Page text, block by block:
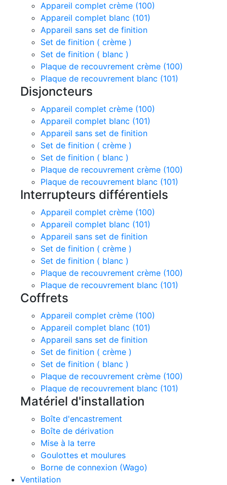
Appareil complet crème (100)
Appareil complet blanc (101)
Appareil sans set de finition
Set de finition ( crème )
Set de finition ( blanc )
Plaque de recouvrement crème (100)
Plaque de recouvrement blanc (101)
Disjoncteurs
Appareil complet crème (100)
Appareil complet blanc (101)
Appareil sans set de finition
Set de finition ( crème )
Set de finition ( blanc )
Plaque de recouvrement crème (100)
Plaque de recouvrement blanc (101)
Interrupteurs différentiels
Appareil complet crème (100)
Appareil complet blanc (101)
Appareil sans set de finition
Set de finition ( crème )
Set de finition ( blanc )
Plaque de recouvrement crème (100)
Plaque de recouvrement blanc (101)
Coffrets
Appareil complet crème (100)
Appareil complet blanc (101)
Appareil sans set de finition
Set de finition ( crème )
Set de finition ( blanc )
Plaque de recouvrement crème (100)
Plaque de recouvrement blanc (101)
Matériel d'installation
Boîte d'encastrement
Boîte de dérivation
Mise à la terre
Goulottes et moulures
Borne de connexion (Wago)
Ventilation